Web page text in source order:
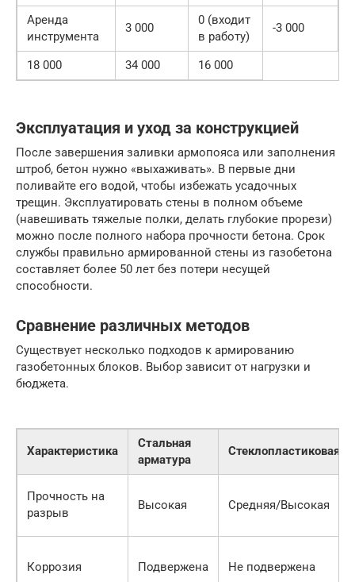
Аренда
инструмента
3 000
0 (входит
в работу)
-3 000
18 000 34 000 16 000
Эксплуатация и уход за конструкцией
После завершения заливки армопояса или заполнения
штроб, бетон нужно «выхаживать». В первые дни
поливайте его водой, чтобы избежать усадочных
трещин. Эксплуатировать стены в полном объеме
(навешивать тяжелые полки, делать глубокие прорези)
можно после полного набора прочности бетона. Срок
службы правильно армированной стены из газобетона
составляет более 50 лет без потери несущей
способности.
Сравнение различных методов
Существует несколько подходов к армированию
газобетонных блоков. Выбор зависит от нагрузки и
бюджета.
Характеристика
Стальная
арматура
Стеклопластиковая
Прочность на
разрыв
Высокая Средняя/Высокая
Коррозия Подвержена Не подвержена